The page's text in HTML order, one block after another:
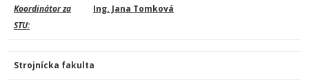
Koordinátor za
STU:
Ing. Jana Tomková
Strojnícka fakulta